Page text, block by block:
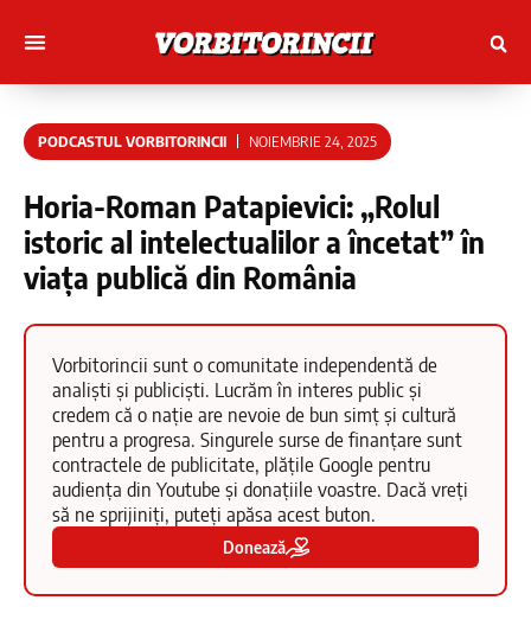
PODCASTUL VORBITORINCII NOIEMBRIE 24, 2025
Horia-Roman Patapievici: „Rolul
istoric al intelectualilor a încetat” în
viața publică din România
Vorbitorincii sunt o comunitate independentă de
analiști și publiciști. Lucrăm în interes public și
credem că o nație are nevoie de bun simț și cultură
pentru a progresa. Singurele surse de finanțare sunt
contractele de publicitate, plățile Google pentru
audiența din Youtube și donațiile voastre. Dacă vreți
să ne sprijiniți, puteți apăsa acest buton.
Donează